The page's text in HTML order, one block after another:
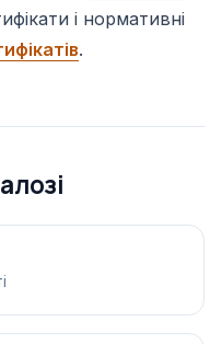
і нормативні
.